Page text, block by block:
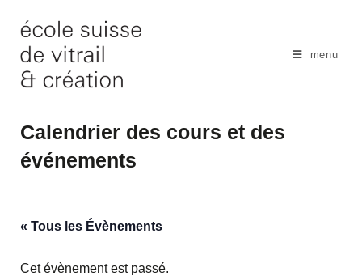
content
menu
Calendrier des cours et des
événements
« Tous les Évènements
Cet évènement est passé.